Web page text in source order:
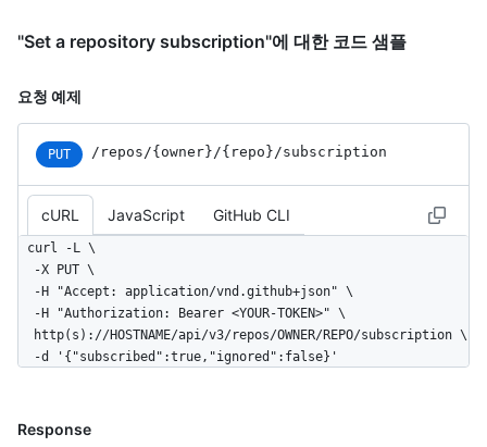
"Set a repository subscription"에 대한 코드 샘플
요청 예제
PUT /repos /{owner} /{repo} /subscription
cURL JavaScript GitHub CLI
curl -L \
  -d '{"subscribed":true,"ignored":false}'
Response